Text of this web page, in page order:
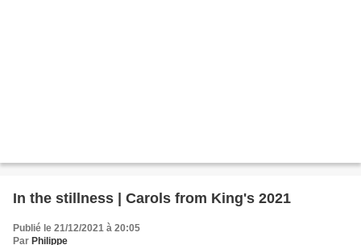
In the stillness | Carols from King's 2021
Publié le 21/12/2021 à 20:05
Par Philippe